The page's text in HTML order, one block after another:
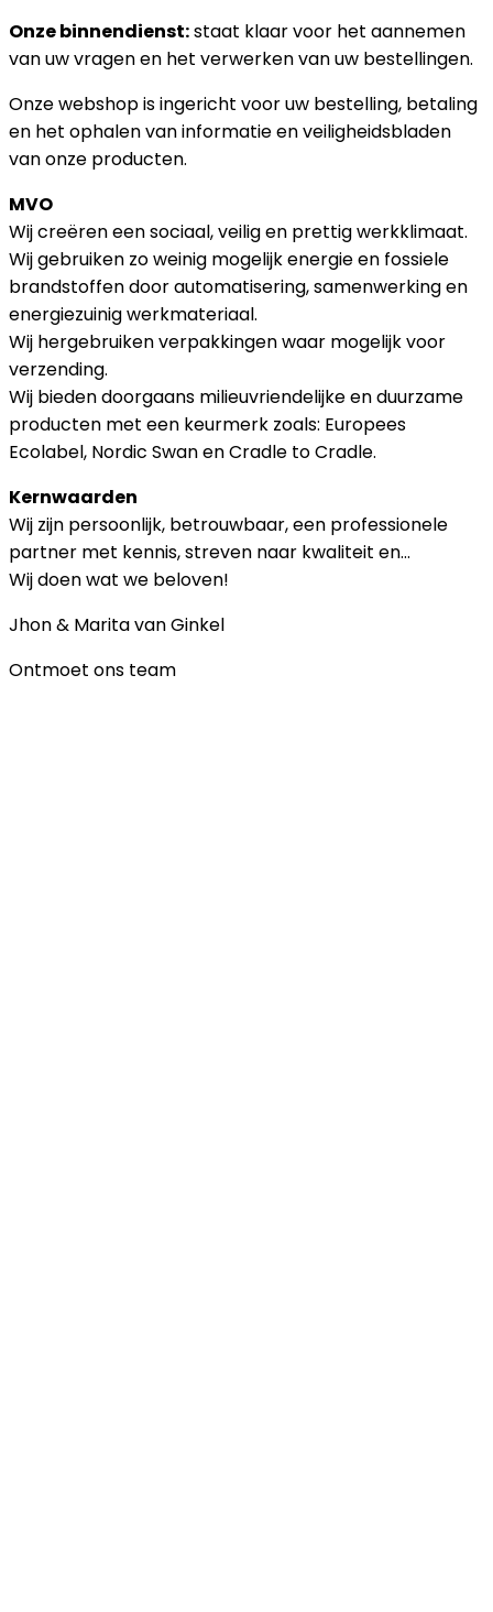
Onze binnendienst:staat klaar voor het aannemen
van uw vragen en het verwerken van uw bestellingen.
Onze webshop is ingericht voor uw bestelling, betaling
en het ophalen van informatie en veiligheidsbladen
van onze producten.
MVO
Wij creëren een sociaal, veilig en prettig werkklimaat.
Wij gebruiken zo weinig mogelijk energie en fossiele
brandstoffen door automatisering, samenwerking en
energiezuinig werkmateriaal.
Wij hergebruiken verpakkingen waar mogelijk voor
verzending.
Wij bieden doorgaans milieuvriendelijke en duurzame
producten met een keurmerk zoals: Europees
Ecolabel, Nordic SwanenCradle to Cradle.
Kernwaarden
Wij zijn persoonlijk, betrouwbaar, een professionele
partner met kennis, streven naar kwaliteit en…
Wij doen wat we beloven!
Jhon & Marita van Ginkel
Ontmoet ons team